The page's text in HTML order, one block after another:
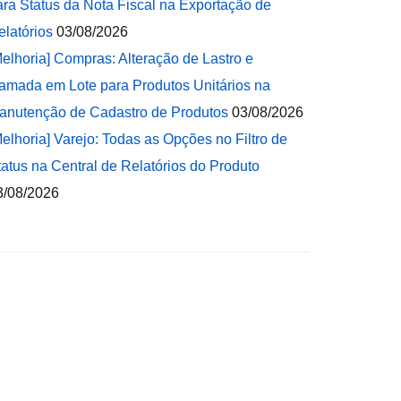
Status da Nota Fiscal na Exportação de
03/08/2026
Compras: Alteração de Lastro e
em Lote para Produtos Unitários na
de Cadastro de Produtos 03/08/2026
Varejo: Todas as Opções no Filtro de
na Central de Relatórios do Produto
08/2026